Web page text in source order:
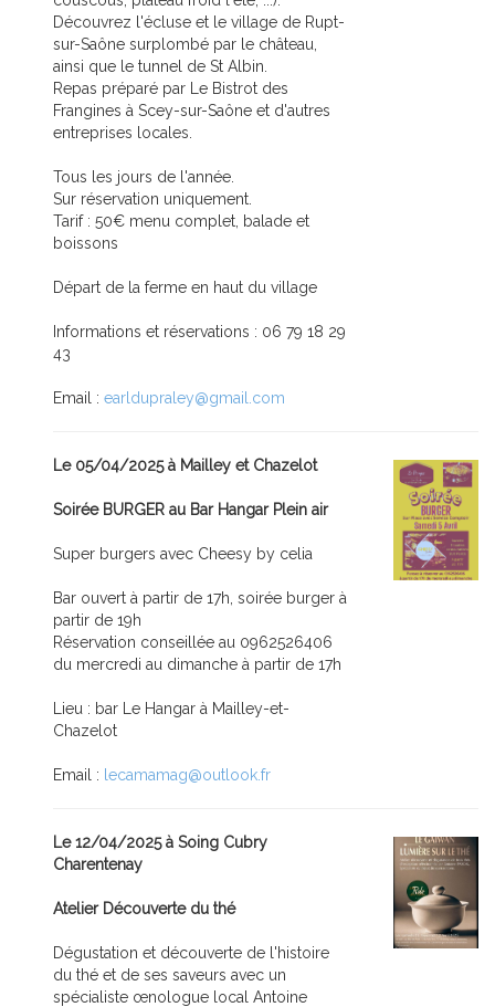
Découvrez l'écluse et le village de Rupt-
sur-Saône surplombé par le château,
ainsi que le tunnel de St Albin.
Repas préparé par Le Bistrot des
Frangines à Scey-sur-Saône et d'autres
entreprises locales.
Tous les jours de l'année.
Sur réservation uniquement.
Tarif : 50€ menu complet, balade et
boissons
Départ de la ferme en haut du village
Informations et réservations : 06 79 18 29
43
Email : earldupraley@gmail.com
Le 05/04/2025 à Mailley et Chazelot
Soirée BURGER au Bar Hangar Plein air
Super burgers avec Cheesy by celia
Bar ouvert à partir de 17h, soirée burger à
partir de 19h
Réservation conseillée au 0962526406
du mercredi au dimanche à partir de 17h
Lieu : bar Le Hangar à Mailley-et-
Chazelot
Email : lecamamag@outlook.fr
Le 12/04/2025 à Soing Cubry
Charentenay
Atelier Découverte du thé
Dégustation et découverte de l'histoire
du thé et de ses saveurs avec un
spécialiste œnologue local Antoine